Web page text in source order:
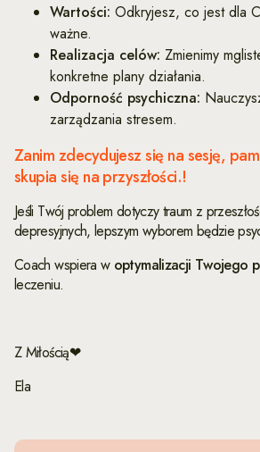
Wartości: Odkryjesz, co jest dla
ważne.
Realizacja celów: Zmienimy
konkretne plany działania.
Odporność psychiczna:
zarządzania stresem.
Zanim zdecydujesz się na sesję,
skupia się na przyszłości.!
Jeśli Twój problem dotyczy traum z
depresyjnych, lepszym wyborem będzie
Coach wspiera w optymalizacji Twojego
leczeniu.
Z Miłością❤
Ela